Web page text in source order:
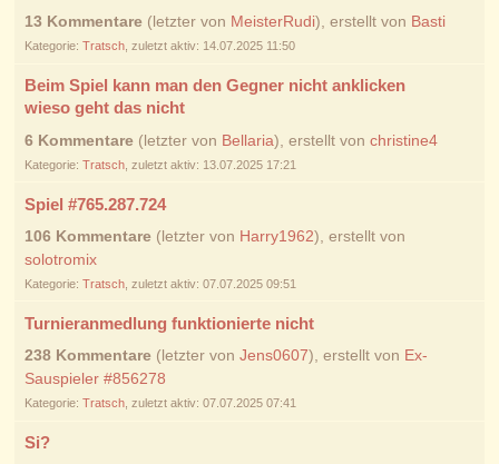
13 Kommentare(letzter von MeisterRudi), erstellt von Basti
Kategorie: Tratsch, zuletzt aktiv: 14.07.2025 11:50
Beim Spiel kann man den Gegner nicht anklicken
wieso geht das nicht
6 Kommentare(letzter von Bellaria), erstellt von christine4
Kategorie: Tratsch, zuletzt aktiv: 13.07.2025 17:21
Spiel #765.287.724
106 Kommentare(letzter von Harry1962), erstellt von
solotromix
Kategorie: Tratsch, zuletzt aktiv: 07.07.2025 09:51
Turnieranmedlung funktionierte nicht
238 Kommentare(letzter von Jens0607), erstellt von Ex-
Sauspieler #856278
Kategorie: Tratsch, zuletzt aktiv: 07.07.2025 07:41
Si?